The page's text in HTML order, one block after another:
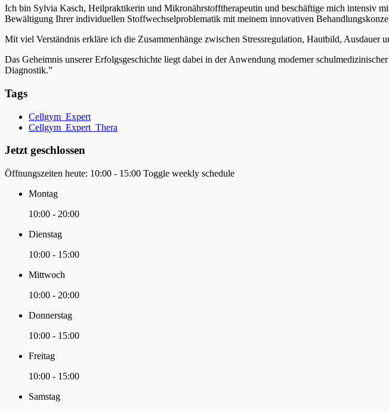
Ich bin Sylvia Kasch, Heilpraktikerin und Mikronährstofftherapeutin und beschäftige mich intensiv
Bewältigung Ihrer individuellen Stoffwechselproblematik mit meinem innovativen
Mit viel Verständnis erkläre ich die Zusammenhänge zwischen Stressregulation, Hautbild, Ausdauer
Das Geheimnis unserer Erfolgsgeschichte liegt dabei in der Anwendung moderner
Diagnostik.”
Tags
Cellgym_Expert
Cellgym_Expert_Thera
Jetzt geschlossen
Öffnungszeiten heute: 10:00 - 15:00 Toggle weekly schedule
Montag
10:00 - 20:00
Dienstag
10:00 - 15:00
Mittwoch
10:00 - 20:00
Donnerstag
10:00 - 15:00
Freitag
10:00 - 15:00
Samstag